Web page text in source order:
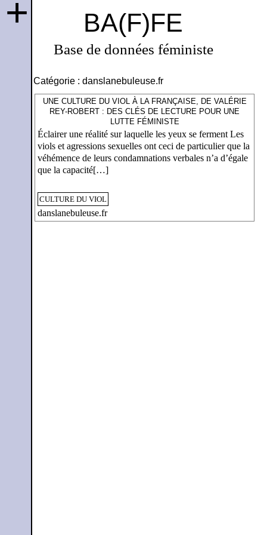
BA(F)FE
Base de données féministe
+
Catégorie : danslanebuleuse.fr
UNE CULTURE DU VIOL À LA FRANÇAISE, DE VALÉRIE
REY-ROBERT : DES CLÉS DE LECTURE POUR UNE
LUTTE FÉMINISTE
Éclairer une réalité sur laquelle les yeux se ferment Les
viols et agressions sexuelles ont ceci de particulier que la
véhémence de leurs condamnations verbales n’a d’égale
que la capacité[…]
CULTURE DU VIOL
danslanebuleuse.fr